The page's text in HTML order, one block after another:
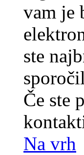
vam je
ste
Če ste
Na vrh